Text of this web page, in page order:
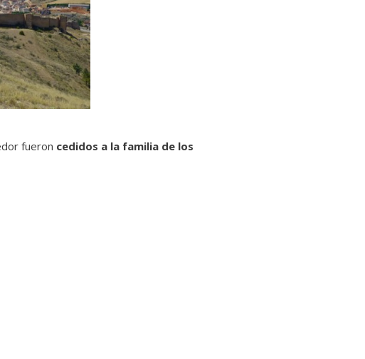
fueron cedidos a la familia de los